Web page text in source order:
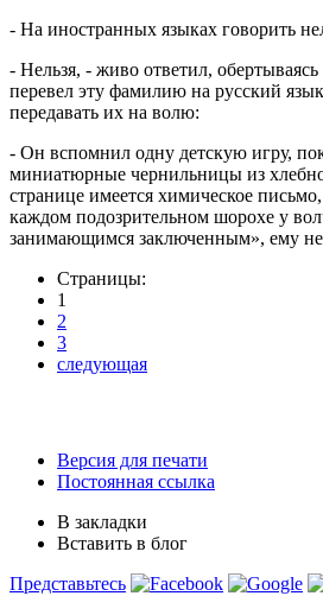
- На иностранных языках говорить
- Нельзя, - живо ответил,
перевел эту фамилию на русский
передавать их на волю:
- Он вспомнил одну детскую игру,
миниатюрные чернильницы из
странице имеется химическое
каждом подозрительном шорохе у
занимающимся заключенным», ему
Страницы:
1
2
3
следующая
Версия для печати
Постоянная ссылка
В закладки
Вставить в блог
Представьтесь